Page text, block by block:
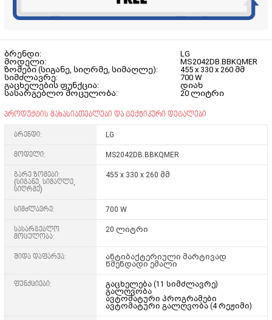
ბრენდი:
LG
მოდელი:
MS2042DB.BBKQMER
ზომები (სიგანე, სიღრმე, სიმაღლე):
455 x 330 x 260 მმ
სიმძლავრე:
700 W
გაცხელების ფუნქცია:
დიახ
სასარგებლო მოცულობა:
20 ლიტრი
პროდუქტის მახასიათებლები და ტექნიკური დეტალები
ბრენდი: LG
მოდელი: MS2042DB.BBKQMER
გარე ზომები:
(სიგანე, სიმაღლე,
სიღრმე)
455 x 330 x 260 მმ
სიმძლავრე: 700 W
სასარგებლო
მოცულობა:
20 ლიტრი
შიდა დაფარვა:
ანტიბაქტერიული მარტივად
წმენდადი ემალი
ფუნქციები:
გაცხელება (11 სიმძლავრე)
გალღვობა
ავტომატური პროგრამები
ავტომატური გალღვობა (4 რეჟიმი)